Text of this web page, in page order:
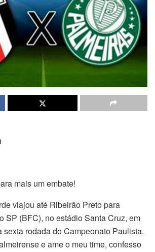
mais um embate!
viajou até Ribeirão Preto para
SP (BFC), no estádio Santa Cruz, em
sexta rodada do Campeonato Paulista.
e ame o meu time, confesso